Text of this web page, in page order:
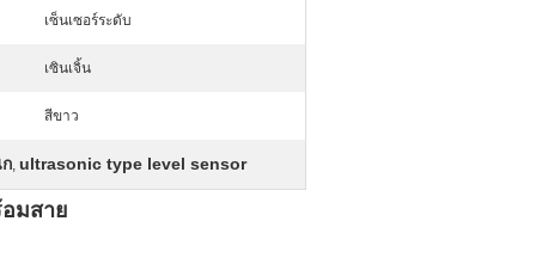
เซ็นเซอร์ระดับ
เซินเจิ้น
สีขาว
, ultrasonic type level sensor
มสาย